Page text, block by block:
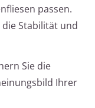
passen.
Stabilität und
Sie die
Ihrer